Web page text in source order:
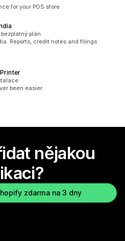
for your POS store
plán
Reports, credit notes and filings
been easier.
nějakou
zdarma na 3 dny